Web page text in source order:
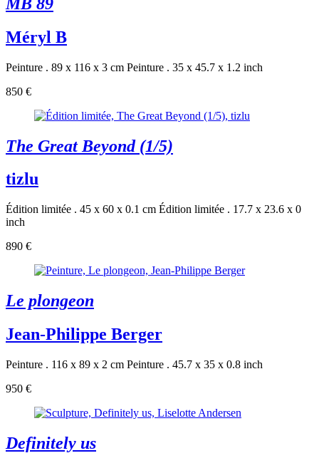
Méryl B
Peinture . 89 x 116 x 3 cm Peinture . 35 x 45.7 x 1.2 inch
850 €
The Great Beyond (1/5)
tizlu
Édition limitée . 45 x 60 x 0.1 cm Édition limitée . 17.7 x 23.6 x 0
inch
890 €
Le plongeon
Jean-Philippe Berger
Peinture . 116 x 89 x 2 cm Peinture . 45.7 x 35 x 0.8 inch
950 €
Definitely us